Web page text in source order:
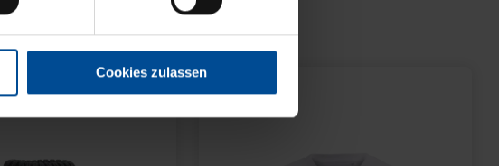
Cookies zulassen
29,95 € 64,95 €